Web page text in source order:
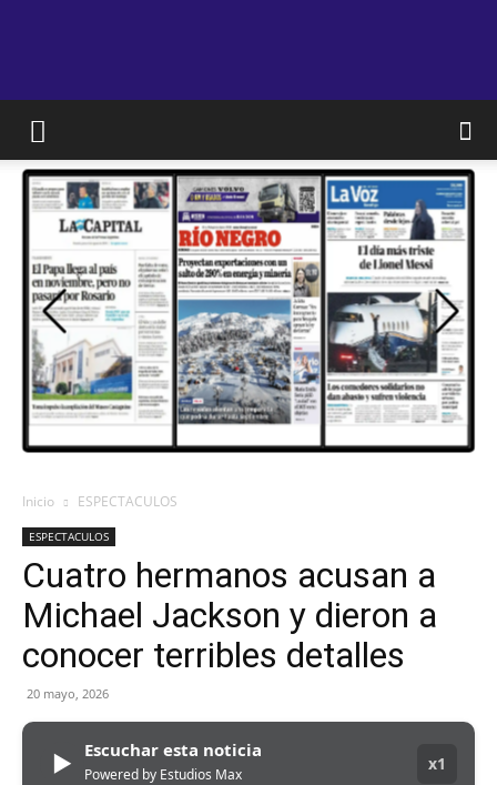
JAM
WEB
Inicio ESPECTACULOS
ESPECTACULOS
Cuatro hermanos acusan a
Michael Jackson y dieron a
conocer terribles detalles
20 mayo, 2026
▶ Escuchar esta noticia
Powered by Estudios Max
x1